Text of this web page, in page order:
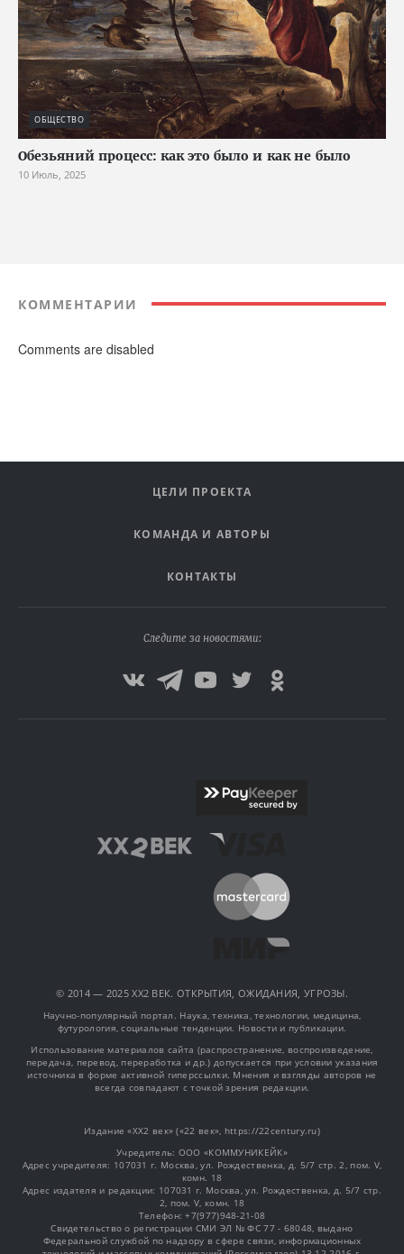
ОБЩЕСТВО
Обезьяний процесс: как это было и как не было
10 Июль, 2025
КОММЕНТАРИИ
Comments are disabled
ЦЕЛИ ПРОЕКТА
КОМАНДА И АВТОРЫ
КОНТАКТЫ
Следите за новостями:
© 2014 — 2025 XX2 ВЕК. ОТКРЫТИЯ, ОЖИДАНИЯ, УГРОЗЫ.
Научно-популярный портал. Наука, техника, технологии, медицина,
футурология, социальные тенденции. Новости и публикации.
Использование материалов сайта (распространение, воспроизведение,
передача, перевод, переработка и др.) допускается при условии указания
источника в форме активной гиперссылки. Мнения и взгляды авторов не
всегда совпадают с точкой зрения редакции.
Издание «XX2 век» («22 век», https://22century.ru)
Учредитель: OOO «КОММУНИКЕЙК»
Адрес учредителя: 107031 г. Москва, ул. Рождественка, д. 5/7 стр. 2, пом. V,
комн. 18
Адрес издателя и редакции: 107031 г. Москва, ул. Рождественка, д. 5/7 стр.
2, пом. V, комн. 18
Телефон: +7(977)948-21-08
Свидетельство о регистрации СМИ ЭЛ № ФС 77 - 68048, выдано
Федеральной службой по надзору в сфере связи, информационных